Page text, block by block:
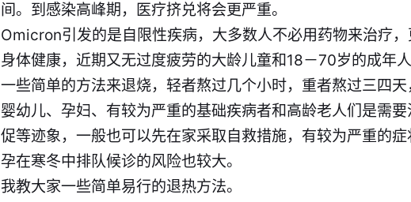
间。到感染高峰期，医疗挤兑将会更严重。
Omicron引发的是自限性疾病，大多数人不必用药物来治疗
身体健康，近期又无过度疲劳的大龄儿童和18－70岁的成年
一些简单的方法来退烧，轻者熬过几个小时，重者熬过三四天
婴幼儿、孕妇、有较为严重的基础疾病者和高龄老人们是需
促等迹象，一般也可以先在家采取自救措施，有较为严重的
孕在寒冬中排队候诊的风险也较大。
我教大家一些简单易行的退热方法。